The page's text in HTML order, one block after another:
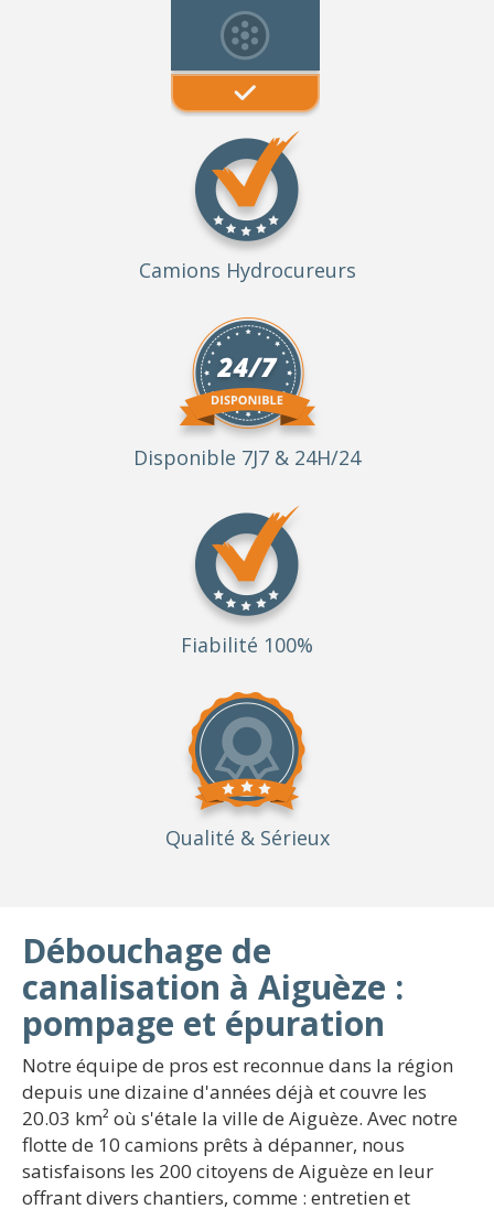
Camions Hydrocureurs
Disponible 7J7 & 24H/24
Fiabilité 100%
Qualité & Sérieux
Débouchage de
canalisation à Aiguèze :
pompage et épuration
Notre équipe de pros est reconnue dans la région
depuis une dizaine d'années déjà et couvre les
20.03 km² où s'étale la ville de Aiguèze. Avec notre
flotte de 10 camions prêts à dépanner, nous
satisfaisons les 200 citoyens de Aiguèze en leur
offrant divers chantiers, comme : entretien et